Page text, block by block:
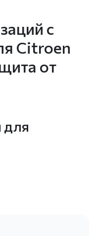
с
Citroen
от
для